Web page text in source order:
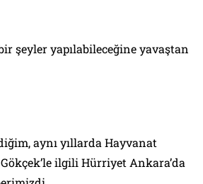
şeyler yapılabileceğine yavaştan
aynı yıllarda Hayvanat
ilgili Hürriyet Ankara’da